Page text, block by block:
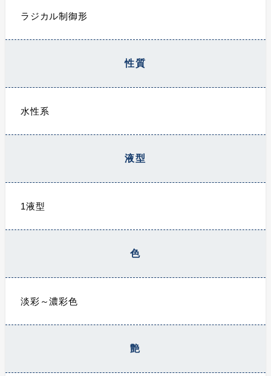
ラジカル制御形
性質
水性系
液型
1液型
色
淡彩～濃彩色
艶